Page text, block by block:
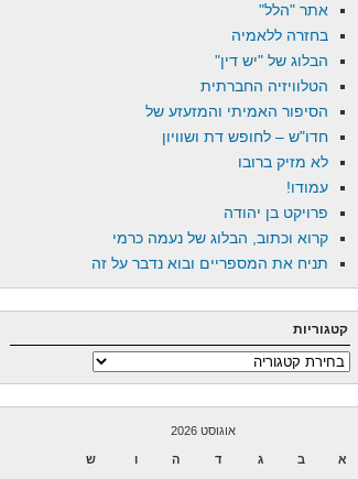
אתר "הלל"
בחזרה ללאמיה
הבלוג של "יש דין"
הטלוויזיה החברתית
הסיפור האמיתי והמזעזע של
חדו"ש – לחופש דת ושוויון
לא מזיק ברובו
עמודו!
פרויקט בן יהודה
קרוא וכתוב, הבלוג של נעמה כרמי
תניח את המספריים ובוא נדבר על זה
קטגוריות
קטגוריות
אוגוסט 2026
א ב ג ד ה ו ש